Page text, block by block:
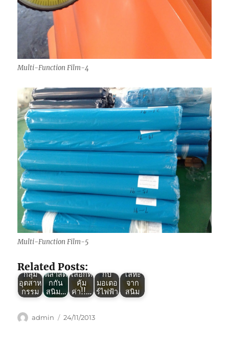
Multi-Function Film-4
Multi-Function Film-5
Related Posts:
Green
VCI :
พลาสติ
ตัวช่วย
กลุ่ม
อุตสาห
กรรม
Green
รม
พลาสติ
กกัน
สนิม…
Green
VCI :
พลาสติ
ทาง
เลือกที่
คุ้ม
ค่า!!…
Green
ประโย
ชน์
ของ
กับ
มอเตอ
ร์ไฟฟ้า
Green
VCI :
เมื่อ
พลาสติ
โลหะ
จาก
สนิม
Author
admin
Posted
24/11/2013